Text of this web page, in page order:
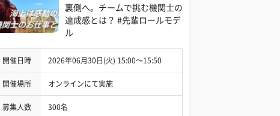
裏側へ。チームで挑む機関士の
達成感とは？ #先輩ロールモデ
ル
開催日時 2026年06月30日(火) 15:00〜15:50
開催場所 オンラインにて実施
募集人数 300名